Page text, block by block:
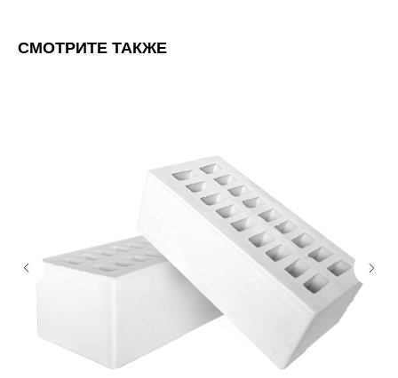
СМОТРИТЕ ТАКЖЕ